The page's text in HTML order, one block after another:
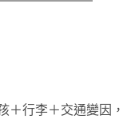
＋行李＋交通變因，